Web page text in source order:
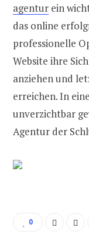
agentur ein
das online
professionelle
Website ihre
anziehen und
erreichen. In
unverzichtbar
Agentur der
0